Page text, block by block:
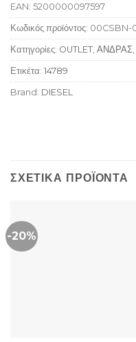
EAN: 5200000097597
Κωδικός προϊόντος: 00CSBN-
Κατηγορίες: OUTLET ΑΝΔΡΑΣ
Ετικέτα: 14789
Brand: DIESEL
ΣΧΕΤΙΚΆ ΠΡΟΪΌΝΤΑ
-20%